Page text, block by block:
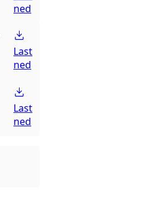
ned
Last
ned
Last
ned